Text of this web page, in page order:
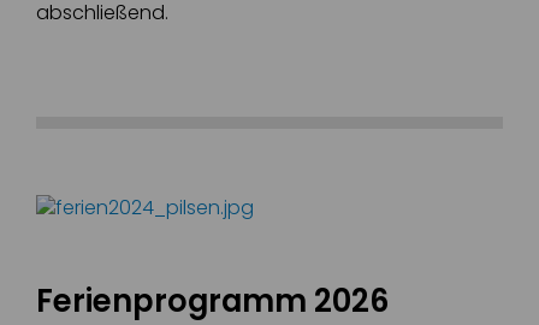
abschließend.
Ferienprogramm 2026